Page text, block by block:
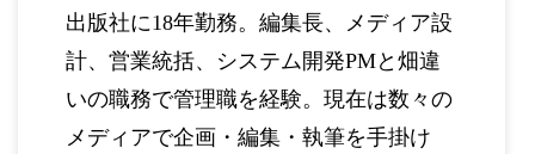
出版社に18年勤務。編集長、メディア設
計、営業統括、システム開発PMと畑違
いの職務で管理職を経験。現在は数々の
メディアで企画・編集・執筆を手掛け